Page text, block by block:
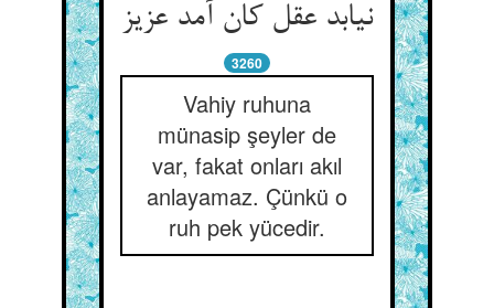
نیابد عقل کان آمد عزیز
3260
Vahiy ruhuna
münasip şeyler de
var, fakat onları akıl
anlayamaz. Çünkü o
ruh pek yücedir.